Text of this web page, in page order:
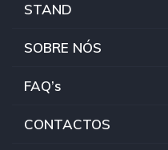
STAND
SOBRE NÓS
FAQ’s
CONTACTOS